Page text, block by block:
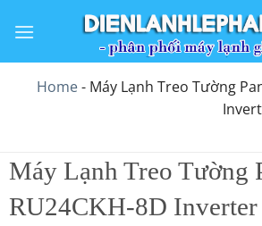
qua
Home- Máy Lạnh Treo Tường
Máy Lạnh Treo Tường
RU24CKH-8D Inverter